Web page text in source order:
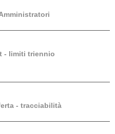
- limiti triennio
- tracciabilità